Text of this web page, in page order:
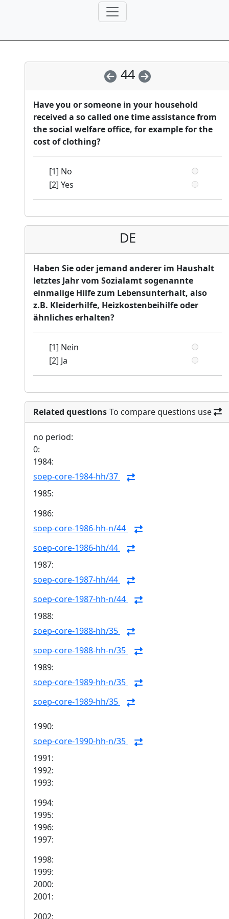
44
Have you or someone in your household
received a so called one time assistance from
the social welfare office, for example for the
cost of clothing?
[1] No
[2] Yes
DE
Haben Sie oder jemand anderer im Haushalt
letztes Jahr vom Sozialamt sogenannte
einmalige Hilfe zum Lebensunterhalt, also
z.B. Kleiderhilfe, Heizkostenbeihilfe oder
ähnliches erhalten?
[1] Nein
[2] Ja
Related questions To compare questions use
no period:
0:
1984:
soep-core-1984-hh/37
1985:
1986:
soep-core-1986-hh-n/44
soep-core-1986-hh/44
1987:
soep-core-1987-hh/44
soep-core-1987-hh-n/44
1988:
soep-core-1988-hh/35
soep-core-1988-hh-n/35
1989:
soep-core-1989-hh-n/35
soep-core-1989-hh/35
1990:
soep-core-1990-hh-n/35
1991:
1992:
1993:
1994:
1995:
1996:
1997:
1998:
1999:
2000:
2001:
2002: